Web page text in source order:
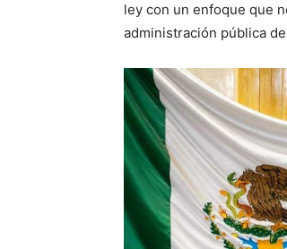
ley con un enfoque que
administración pública